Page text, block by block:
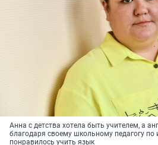
Анна с детства хотела быть учителем, а
благодаря своему школьному педагогу
понравилось учить язык